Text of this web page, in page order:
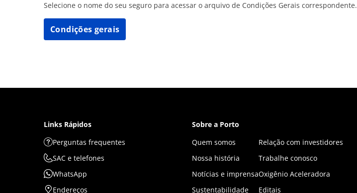
Selecione o nome do seu seguro para acessar o arquivo de Condições Gerais correspondente.
Condições gerais
Links Rápidos
Perguntas frequentes
SAC e telefones
WhatsApp
Endereços
Sobre a Porto
Quem somos
Nossa história
Notícias e imprensa
Sustentabilidade
Relação com investidores
Trabalhe conosco
Oxigênio Aceleradora
Editais